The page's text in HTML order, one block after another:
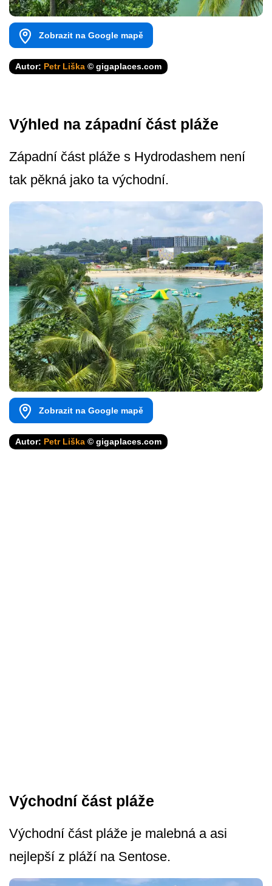
Zobrazit na Google mapě
Autor: Petr Liška © gigaplaces.com
Výhled na západní část pláže
Západní část pláže s Hydrodashem není
tak pěkná jako ta východní.
Zobrazit na Google mapě
Autor: Petr Liška © gigaplaces.com
Východní část pláže
Východní část pláže je malebná a asi
nejlepší z pláží na Sentose.